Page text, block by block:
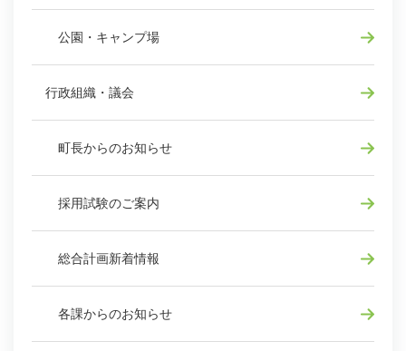
公園・キャンプ場
行政組織・議会
町長からのお知らせ
採用試験のご案内
総合計画新着情報
各課からのお知らせ